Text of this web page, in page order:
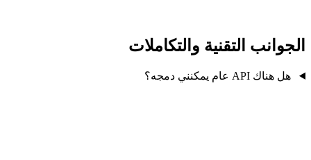
الجوانب التقنية والتكاملات
هل هناك API عام يمكنني دمجه؟